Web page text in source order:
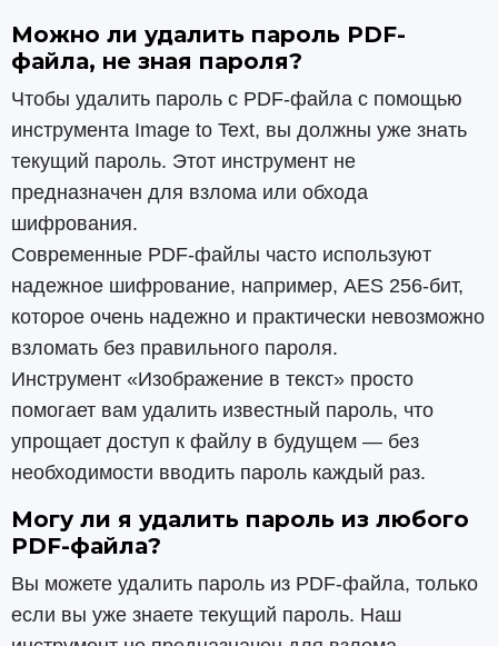
Можно ли удалить пароль PDF-
файла, не зная пароля?
Чтобы удалить пароль с PDF-файла с помощью
инструмента Image to Text, вы должны уже знать
текущий пароль. Этот инструмент не
предназначен для взлома или обхода
шифрования.
Современные PDF-файлы часто используют
надежное шифрование, например, AES 256-бит,
которое очень надежно и практически невозможно
взломать без правильного пароля.
Инструмент «Изображение в текст» просто
помогает вам удалить известный пароль, что
упрощает доступ к файлу в будущем — без
необходимости вводить пароль каждый раз.
Могу ли я удалить пароль из любого
PDF-файла?
Вы можете удалить пароль из PDF-файла, только
если вы уже знаете текущий пароль. Наш